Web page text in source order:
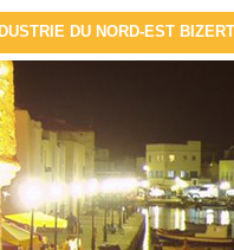
DU NORD-EST